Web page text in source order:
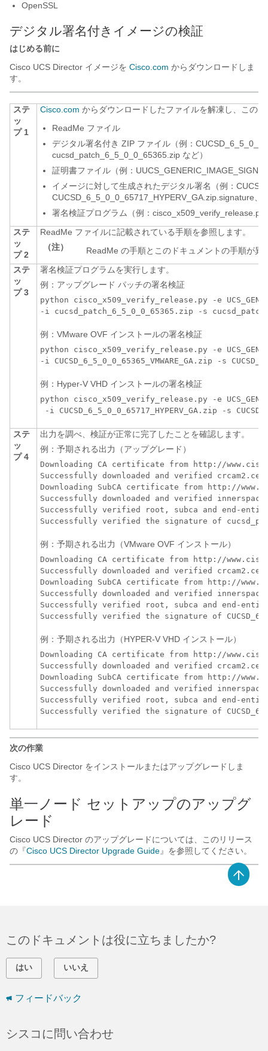
OpenSSL
デジタル署名付きイメージの検証
はじめる前に
Cisco UCS Director イメージを Cisco.com からダウンロードしま
す。
ステ
ッ
プ 1
Cisco.com からダウンロードしたファイルを解凍し、この
ReadMe ファイル
デジタル署名付き ZIP ファイル（例：
cucsd_patch_6_5_0_0_65365.zip など）
証明書ファイル（例：
イメージに対して生成されたデジタル署名（例：
CUCSD_6_5_0_0_65717_HYPERV_GA.zip.signature
署名検証プログラム（例： cisco_x509_verify_release.py
ステ
ッ
プ 2
ReadMe ファイルに記載されている手順を参照します。
（注）
ReadMe の手順とこのドキュメントの手順が
ステ
ッ
プ 3
署名検証プログラムを実行します。
例：アップグレード パッチの署名検証
python cisco_x509_verify_release.py -e
-i cucsd_patch_6_5_0_0_65365.zip -s
例：VMware OVF インストールの署名検証
python cisco_x509_verify_release.py -e
-i CUCSD_6_5_0_0_65365_VMWARE_GA.zip -s
例：Hyper-V VHD インストールの署名検証
python cisco_x509_verify_release.py -e
-i CUCSD_6_5_0_0_65717_HYPERV_GA.zip -s
ステ
ッ
プ 4
出力を調べ、検証が正常に完了したことを確認します。
例：予期される出力（アップグレード）
Downloading CA certificate from http://
Successfully downloaded and verified
Downloading SubCA certificate from http://
Successfully downloaded and verified
Successfully verified root, subca and end-
Successfully verified the signature of
例：予期される出力（VMware OVF インストール）
Downloading CA certificate from http://
Successfully downloaded and verified
Downloading SubCA certificate from http://
Successfully downloaded and verified
Successfully verified root, subca and end-
Successfully verified the signature of
例：予期される出力（HYPER-V VHD インストール）
Downloading CA certificate from http://
Successfully downloaded and verified
Downloading SubCA certificate from http://
Successfully downloaded and verified
Successfully verified root, subca and end-
Successfully verified the signature of
次の作業
Cisco UCS Director をインストールまたはアップグレードしま
す。
単一ノード セットアップのアップグ
レード
Cisco UCS Director のアップグレードについては、このリリース
の『Cisco UCS Director Upgrade Guide』を参照してください。
このドキュメントは役に立ちましたか?
はい いいえ
フィードバック
シスコに問い合わせ